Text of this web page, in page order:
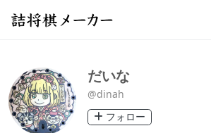
だいな
@dinah
フォロー